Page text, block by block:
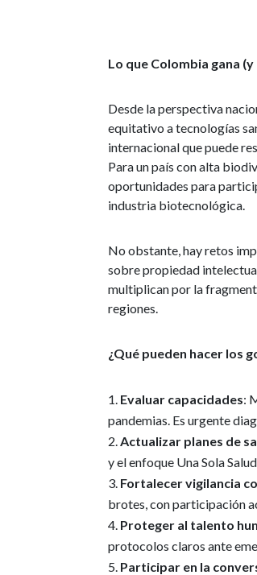
Lo que Colombia gana
Desde la perspectiva
equitativo a tecnologías
internacional que puede
Para un país con alta
oportunidades para
industria biotecnológica.
No obstante, hay retos
sobre propiedad
multiplican por la
regiones.
¿Qué pueden hacer los
Evaluar capacidades:
pandemias. Es urgente
Actualizar planes de
y el enfoque Una Sola
Fortalecer vigilancia
brotes, con participación
Proteger al talento
protocolos claros ante
Participar en la